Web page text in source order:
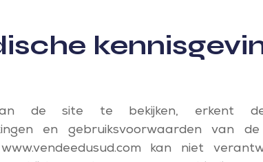
de site te bekijken, erkent
en gebruiksvoorwaarden van
kan niet